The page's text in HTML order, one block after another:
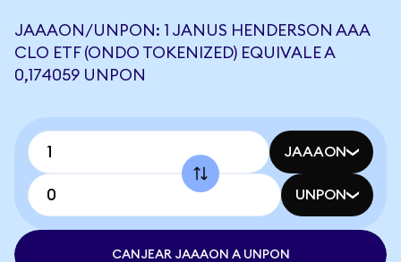
JAAAON/UNPON: 1 JANUS HENDERSON AAA
CLO ETF (ONDO TOKENIZED) EQUIVALE A
0,174059 UNPON
JAAAON
UNPON
CANJEAR JAAAON A UNPON